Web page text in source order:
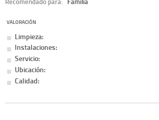
VALORACIÓN
Limpieza:
Instalaciones:
Servicio:
Ubicación:
Calidad: